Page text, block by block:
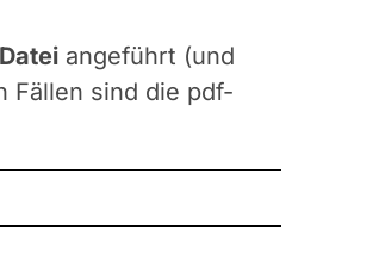
angeführt (und
Fällen sind die pdf-